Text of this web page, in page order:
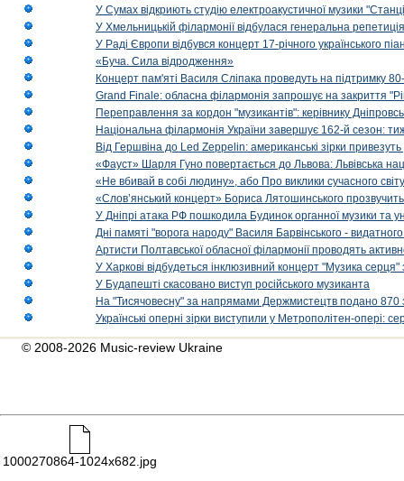
У Сумах відкриють студію електроакустичної музики
У Хмельницькій філармонії відбулася генеральна
У Раді Європи відбувся концерт 17-річного українського
«Буча. Сила відродження»
Концерт пам'яті Василя Сліпака проведуть на підтримку
Grand Finale: обласна філармонія запрошує на закриття
Переправлення за кордон "музикантів": керівнику
Національна філармонія України завершує 162-й сезон:
Від Гершвіна до Led Zeppelin: американські зірки
«Фауст» Шарля Гуно повертається до Львова: Львівська
«Не вбивай в собі людину», або Про виклики сучасного світу
«Слов’янський концерт» Бориса Лятошинського
У Дніпрі атака РФ пошкодила Будинок органної музики та
Дні памяті "ворога народу" Василя Барвінського -
Артисти Полтавської обласної філармонії проводять
У Харкові відбудеться інклюзивний концерт "Музика
У Будапешті скасовано виступ російського музиканта
На "Тисячовесну" за напрямами Держмистецтв подано 870
Українські оперні зірки виступили у Метрополітен-опері:
© 2008-2026 Music-review Ukraine
1000270864-1024x682.jpg